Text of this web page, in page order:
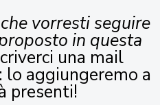
vorresti seguire
in questa
una mail
lo aggiungeremo a
presenti!